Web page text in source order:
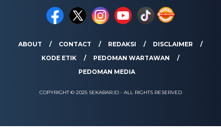
ABOUT CONTACT REDAKSI
DISCLAIMER
KODE ETIK
PEDOMAN WARTAWAN
PEDOMAN MEDIA
COPYRIGHT © 2025 SEKABAR.ID - ALL RIGHTS RESERVED